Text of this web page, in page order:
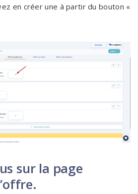
en créer une à partir du bouton «
sur la page